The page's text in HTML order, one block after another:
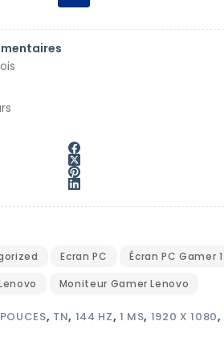
Ecran PC
Écran PC Gamer
Moniteur Gamer Lenovo
, TN, 144 HZ, 1 MS, 1920 X 1080,